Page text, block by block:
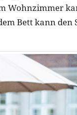
Wohnzimmer
Bett kann den